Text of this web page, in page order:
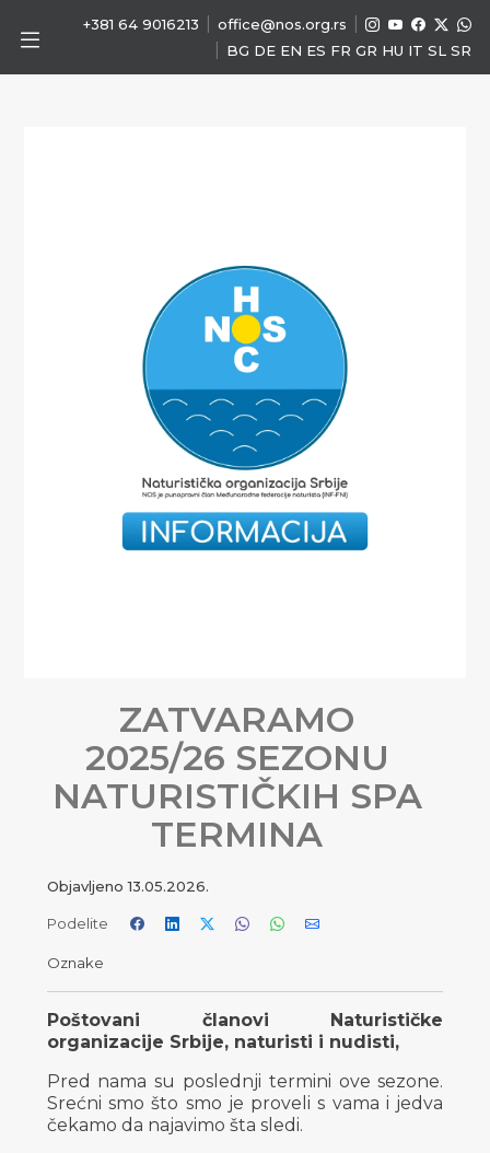
+381 64 9016213 office@nos.org.rs
BG DE EN ES FR GR HU IT SL SR
ZATVARAMO
2025/26 SEZONU
NATURISTIČKIH SPA
TERMINA
Objavljeno13.05.2026.
Podelite
Oznake
Poštovani članovi Naturističke
organizacije Srbije, naturisti i nudisti,
Pred nama su poslednji termini ove sezone.
Srećni smo što smo je proveli s vama i jedva
čekamo da najavimo šta sledi.